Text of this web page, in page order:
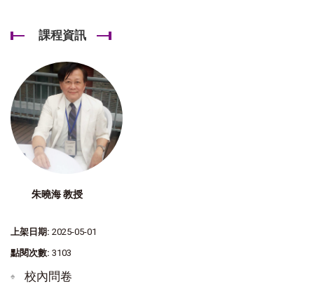
課程資訊
朱曉海 教授
上架日期: 2025-05-01
點閱次數: 3103
校內問卷